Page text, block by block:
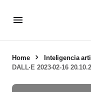
Home
Inteligencia
DALL·E 2023-02-16